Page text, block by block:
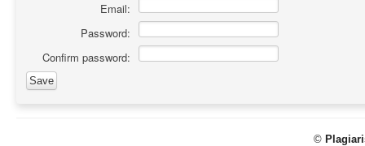
Email:
Password:
Confirm password:
©